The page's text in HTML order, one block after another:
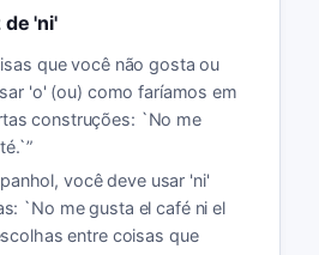
de 'ni'
que você não gosta ou
'o' (ou) como faríamos em
construções: `No me
”
você deve usar 'ni'
`No me gusta el café ni el
entre coisas que